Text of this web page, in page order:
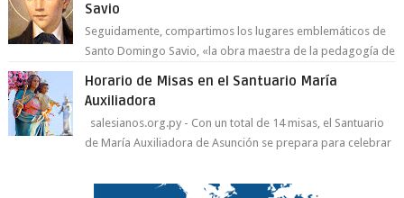
Savio
Seguidamente, compartimos los lugares emblemáticos de
Santo Domingo Savio, «la obra maestra de la pedagogía de
Horario de Misas en el Santuario María
Auxiliadora
salesianos.org.py - Con un total de 14 misas, el Santuario
de María Auxiliadora de Asunción se prepara para celebrar